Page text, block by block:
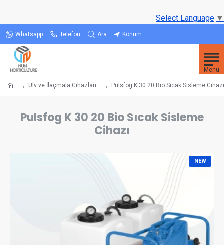
Select Language ▼
Whatsapp Telefon Ara Konum
Ulv ve İlaçmala Cihazları Pulsfog K 30 20 Bio Sıcak Sisleme Cihazı
Pulsfog K 30 20 Bio Sıcak Sisleme
Cihazı
NEW